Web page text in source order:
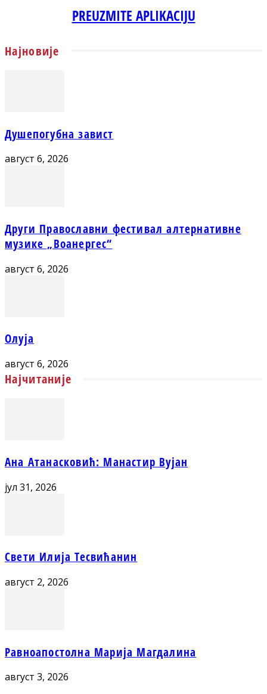
PREUZMITE APLIKACIJU
Најновије
Душепогубна завист
август 6, 2026
Други Православни фестивал алтернативне
музике „Воанергес“
август 6, 2026
Олуја
август 6, 2026
Најчитаније
Ана Атанасковић: Манастир Вујан
јул 31, 2026
Свети Илија Тесвићанин
август 2, 2026
Равноапостолна Марија Магдалина
август 3, 2026